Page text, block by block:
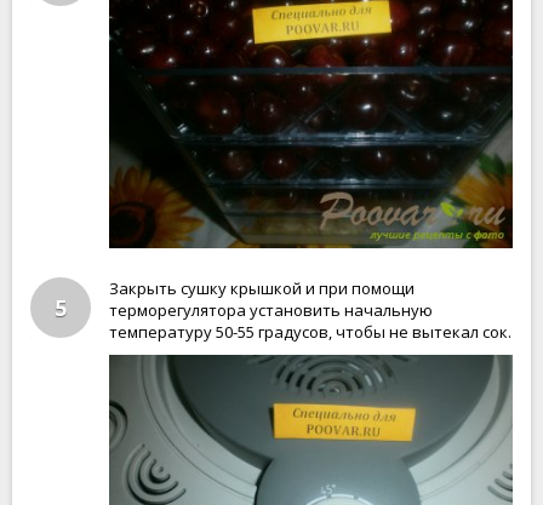
5
Закрыть сушку крышкой и при помощи
терморегулятора установить начальную
температуру 50-55 градусов, чтобы не вытекал сок.